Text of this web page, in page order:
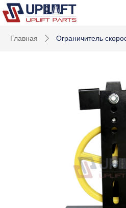
Главная ꄲ Ограничитель